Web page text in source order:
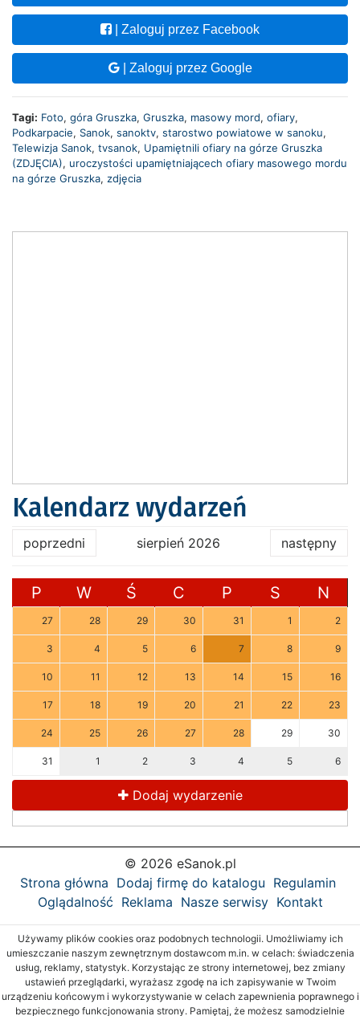
| Zaloguj przez Facebook
| Zaloguj przez Google
Tagi: Foto, góra Gruszka, Gruszka, masowy mord, ofiary,
Podkarpacie, Sanok, sanoktv, starostwo powiatowe w sanoku,
Telewizja Sanok, tvsanok, Upamiętnili ofiary na górze Gruszka
(ZDJĘCIA), uroczystości upamiętniającech ofiary masowego mordu
na górze Gruszka, zdjęcia
Kalendarz wydarzeń
poprzedni sierpień 2026 następny
P W Ś C P S N
27 28 29 30 31 1 2
3 4 5 6 7 8 9
10 11 12 13 14 15 16
17 18 19 20 21 22 23
24 25 26 27 28 29 30
31 1 2 3 4 5 6
Dodaj wydarzenie
© 2026 eSanok.pl
Strona główna Dodaj firmę do katalogu Regulamin
Oglądalność Reklama Nasze serwisy Kontakt
Używamy plików cookies oraz podobnych technologii. Umożliwiamy ich
umieszczanie naszym zewnętrznym dostawcom m.in. w celach: świadczenia
usług, reklamy, statystyk. Korzystając ze strony internetowej, bez zmiany
ustawień przeglądarki, wyrażasz zgodę na ich zapisywanie w Twoim
urządzeniu końcowym i wykorzystywanie w celach zapewnienia poprawnego i
bezpiecznego funkcjonowania strony. Pamiętaj, że możesz samodzielnie